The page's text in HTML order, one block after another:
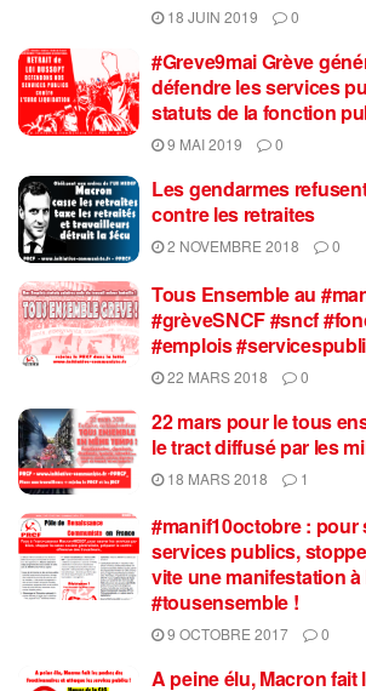
18 JUIN 2019 0
#Greve9mai Grève
défendre les services
statuts de la fonction
9 MAI 2019 0
Les gendarmes
contre les retraites
2 NOVEMBRE 2018 0
Tous Ensemble au
#grèveSNCF #sncf
#emplois
22 MARS 2018 0
22 mars pour le tous
le tract diffusé par les
18 MARS 2018 1
#manif10octobre : pour
services publics,
vite une manifestation à
#tousensemble !
9 OCTOBRE 2017 0
A peine élu, Macron